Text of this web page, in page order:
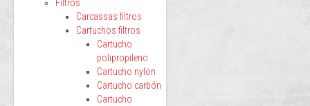
Filtros
Carcassas filtros
Cartuchos filtros
Cartucho
polipropileno
Cartucho nylon
Cartucho carbón
Cartucho